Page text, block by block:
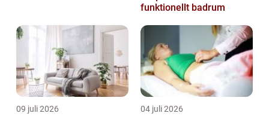
funktionellt badrum
09 juli 2026 04 juli 2026